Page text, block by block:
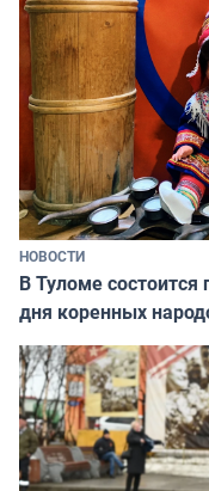
НОВОСТИ
В Туломе
дня коренных